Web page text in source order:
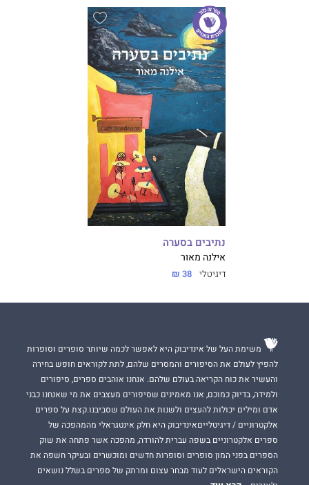
נתיבים בסערה
אילנה מאור
דיגיטלי 38 ₪
משימת העל של אינדיבוק היא לאפשר לכמה שיותר סופרים וסופרות
להפיץ לעולם את הסיפורים והמסרים שלהם, לתת לקוראים חופש בחירה
והעשיר את כוח הקריאה בעולם שלהם. אנחנו אוהבים ספרים, סיפורים
ולמידה, בדיוק כמוכם, אנו מאמינים שסיפורים מעצבים את מי שאנחנו כבני
אדם ומילים יכולות להעצים ולשנות את העולם שסביבנו.קצת על ספרים
אלקטרוניים / דיגיטלייםאינדיבוק היא חלק אינטגראלי מהמהפכה של
ספרים אלקטרוניים בשפה עברית להורדה, מהפכה אשר פתחה את שוק
הספרים בפני המון סופרים וסופרות חדשים ומוכשרים ובעיקר חשפה את
הקוראים הישראלים לעוד מבחר עצום ומרתק של ספרים בשלל נושאים